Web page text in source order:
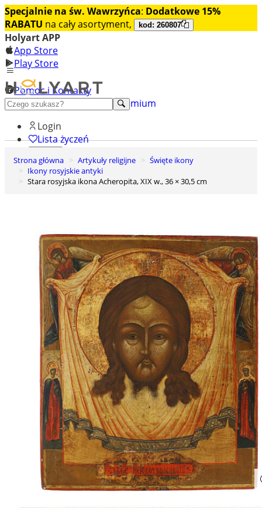
Specjalnie na św. Wawrzyńca: Dodatkowe 15%
RABATU na cały asortyment, kod: 260807
Holyart APP
App Store
Play Store
Pomoc i Kontakty
+48 222 922 860
Odkryj premium
Login
Lista życzeń
0
Koszyk
Strona główna Artykuły religijne
Święte ikony
Ikony rosyjskie antyki
Stara rosyjska ikona Acheropita, XIX w., 36 × 30,5 cm